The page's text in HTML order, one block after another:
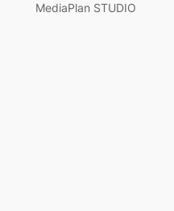
MediaPlan STUDIO